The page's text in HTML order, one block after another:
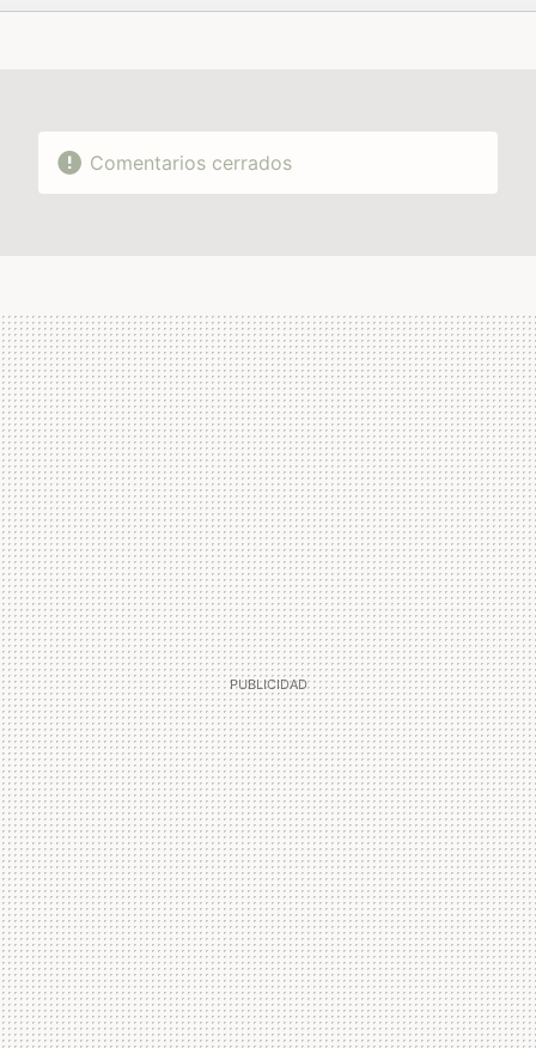
FACEBOOK
TWITTERFLIPBOARD
E-
WHATSAPP
Comentarios cerrados